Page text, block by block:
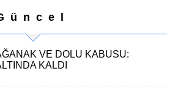
VE DOLU KABUSU:
KALDI